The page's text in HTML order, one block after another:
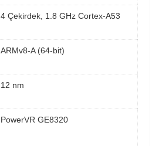
4 Çekirdek, 1.8 GHz Cortex-A53
ARMv8-A (64-bit)
12 nm
PowerVR GE8320